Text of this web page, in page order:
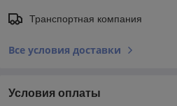
Транспортная компания
Все условия доставки
Условия оплаты